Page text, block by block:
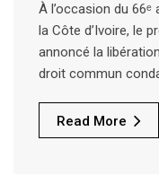
À l’occasion du 66ᵉ
la Côte d’Ivoire, le
annoncé la
droit commun
Read More